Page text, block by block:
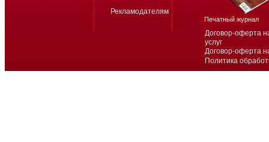
Договор-оферта
услуг
Договор-оферта
Политика
Рекламодателям
Печатный журнал